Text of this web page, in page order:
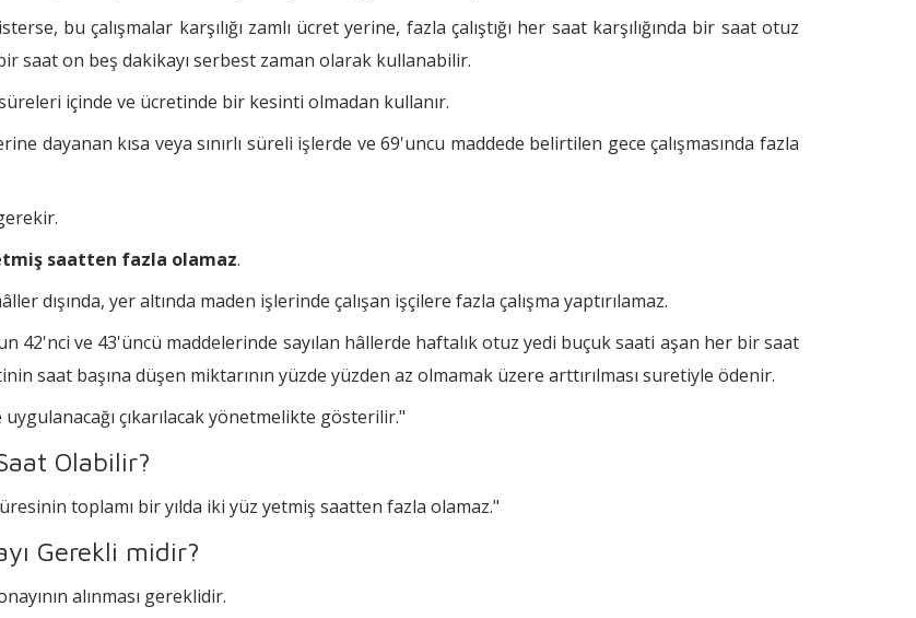
bu çalışmalar karşılığı zamlı ücret yerine, fazla çalıştığı her saat karşılığında bir saat otuz
bir saat on beş dakikayı serbest zaman olarak kullanabilir.
içinde ve ücretinde bir kesinti olmadan kullanır.
dayanan kısa veya sınırlı süreli işlerde ve 69'uncu maddede belirtilen gece çalışmasında fazla
saatten fazla olamaz.
dışında, yer altında maden işlerinde çalışan işçilere fazla çalışma yaptırılamaz.
42'nci ve 43'üncü maddelerinde sayılan hâllerde haftalık otuz yedi buçuk saati aşan her bir saat
saat başına düşen miktarının yüzde yüzden az olmamak üzere arttırılması suretiyle ödenir.
çıkarılacak yönetmelikte gösterilir."
Olabilir?
toplamı bir yılda iki yüz yetmiş saatten fazla olamaz."
Gerekli midir?
alınması gereklidir.